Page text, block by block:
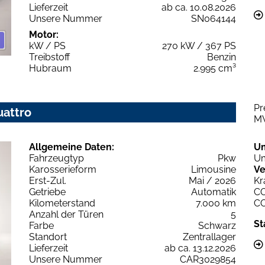
Lieferzeit
ab ca. 10.08.2026
Unsere Nummer
SN064144
Motor:
kW / PS
270 kW / 367 PS
Treibstoff
Benzin
Hubraum
2.995 cm³
Allgemeine Daten:
Fahrzeugtyp
Pkw
Karosserieform
Limousine
Erst-Zul.
Mai / 2026
Getriebe
Automatik
Kilometerstand
7.000 km
Anzahl der Türen
5
Farbe
Schwarz
Standort
Zentrallager
Lieferzeit
ab ca. 13.12.2026
Unsere Nummer
CAR3029854